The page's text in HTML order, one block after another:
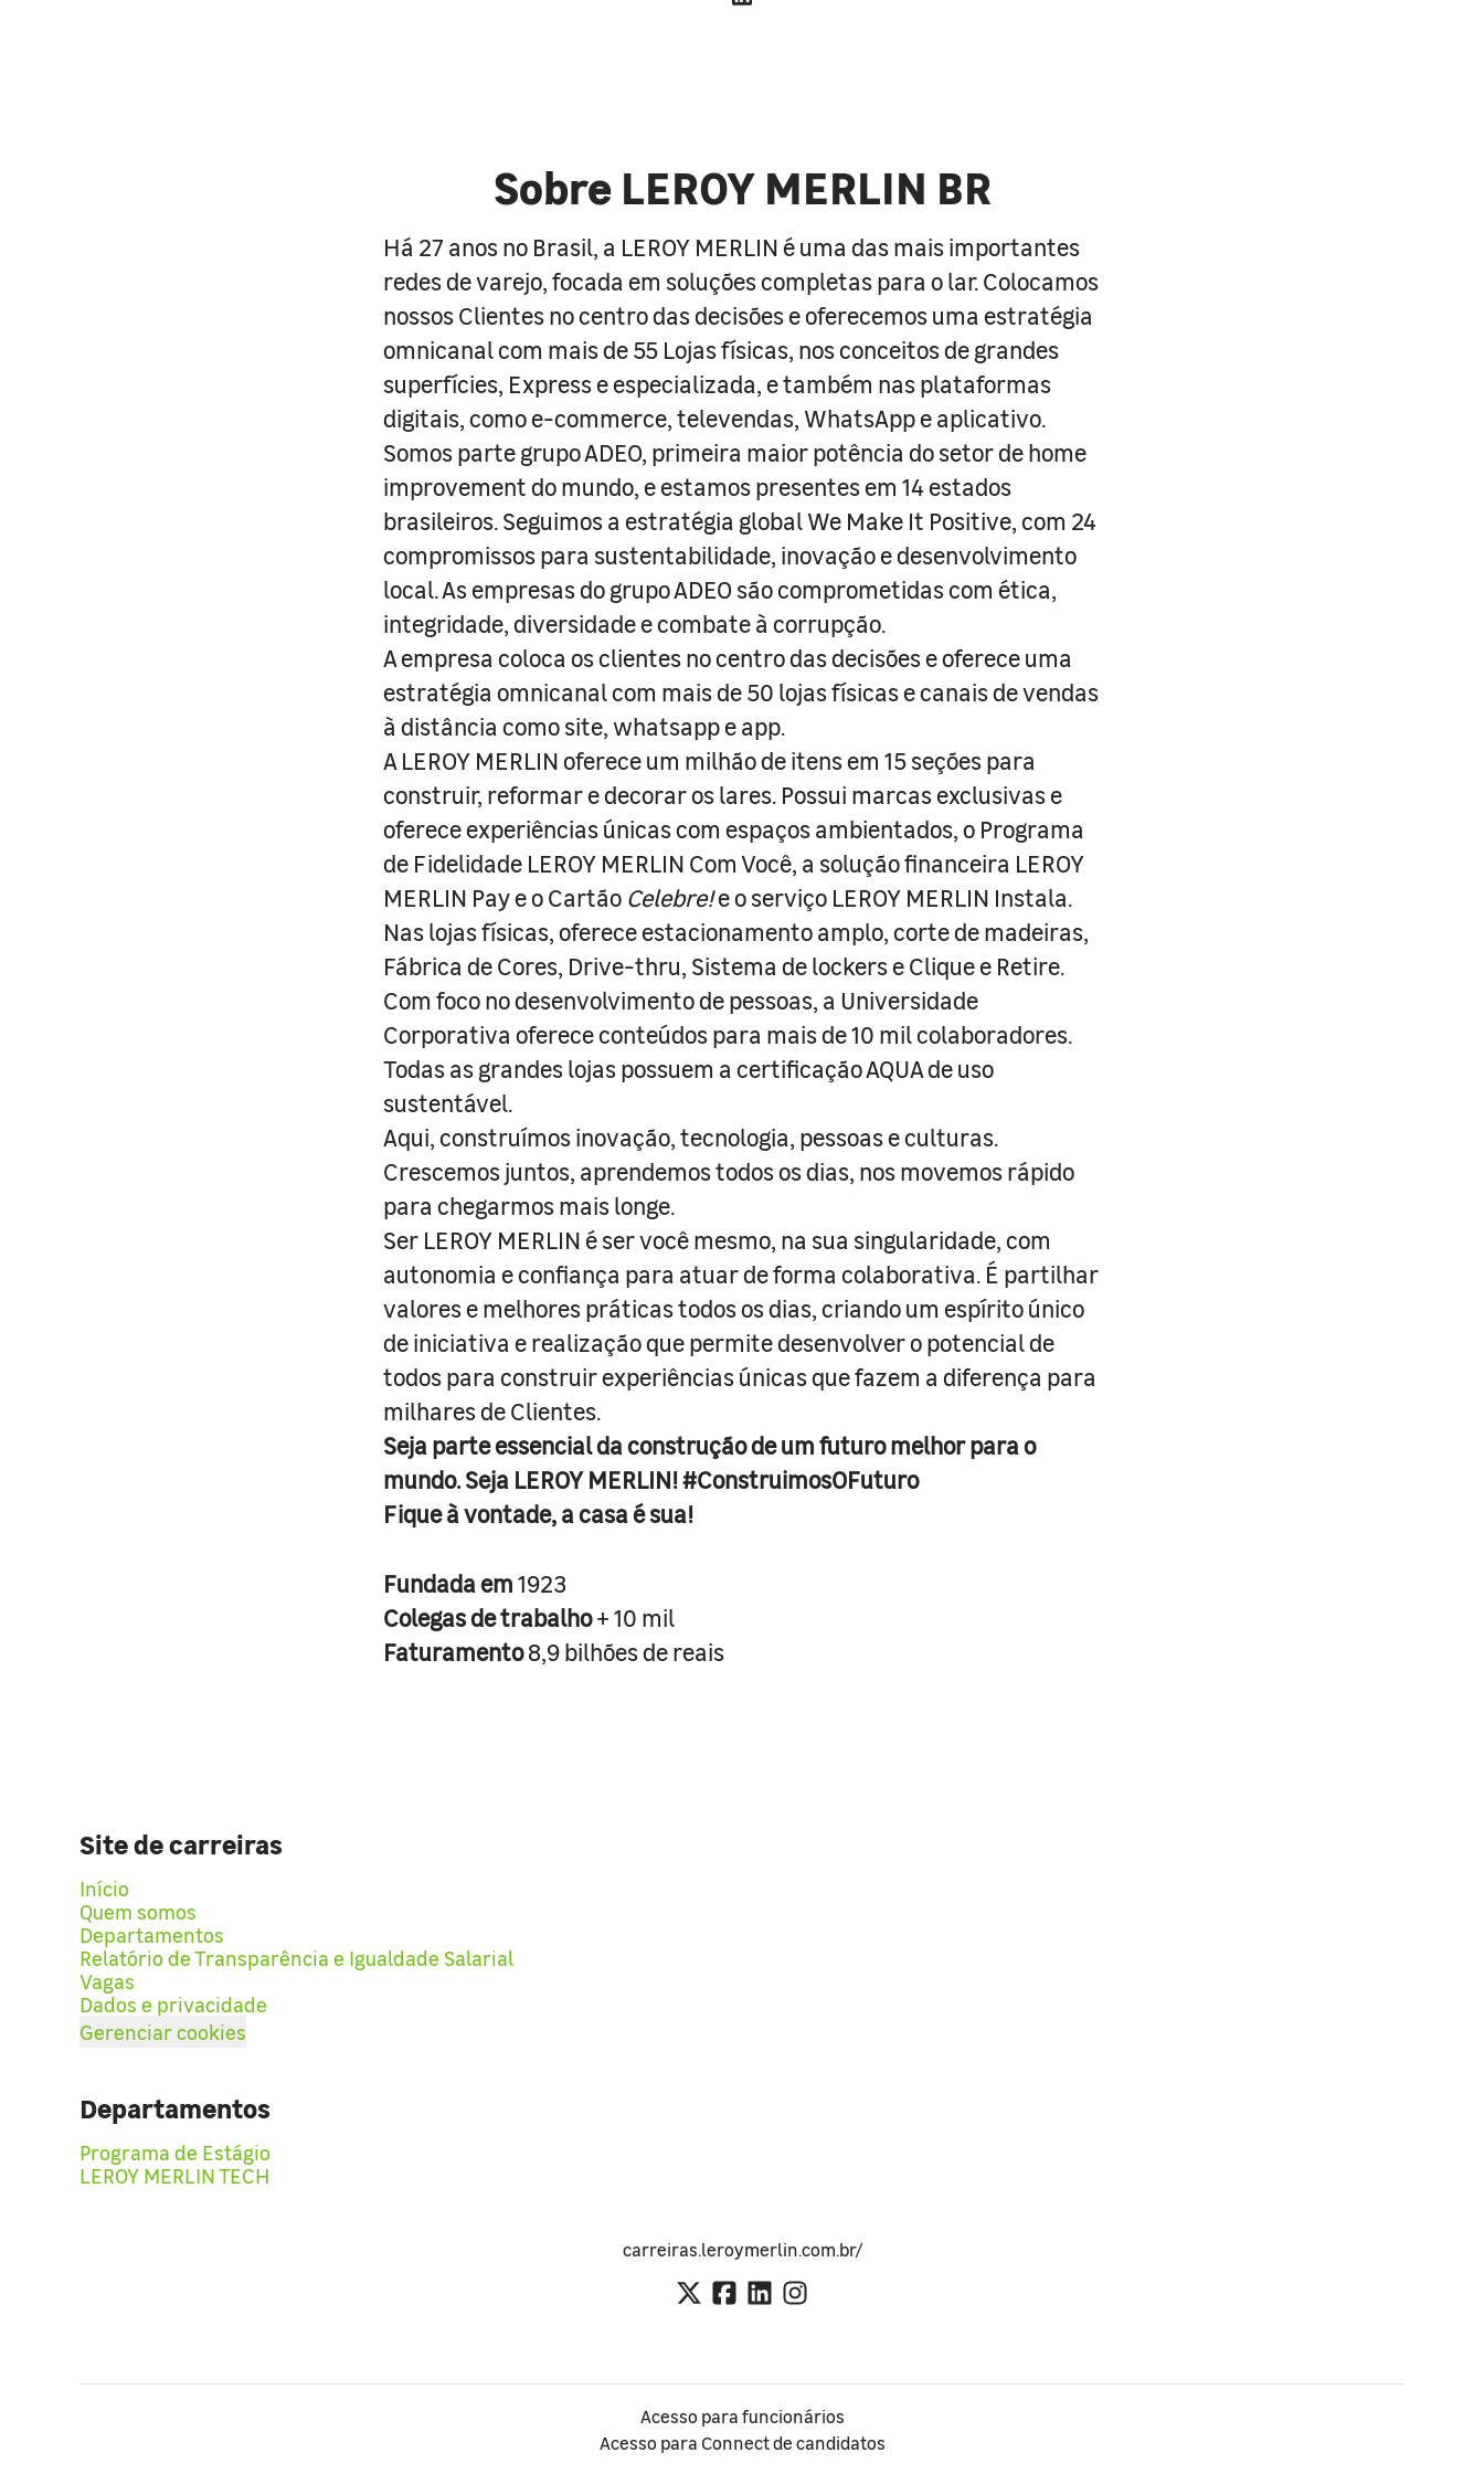
Sobre LEROY MERLIN BR
Há 27 anos no Brasil, a LEROY MERLIN é uma das mais importantes
redes de varejo, focada em soluções completas para o lar. Colocamos
nossos Clientes no centro das decisões e oferecemos uma estratégia
omnicanal com mais de 55 Lojas físicas, nos conceitos de grandes
superfícies, Express e especializada, e também nas plataformas
digitais, como e-commerce, televendas, WhatsApp e aplicativo.
Somos parte grupo ADEO, primeira maior potência do setor de home
improvement do mundo, e estamos presentes em 14 estados
brasileiros. Seguimos a estratégia global We Make It Positive, com 24
compromissos para sustentabilidade, inovação e desenvolvimento
local. As empresas do grupo ADEO são comprometidas com ética,
integridade, diversidade e combate à corrupção.
A empresa coloca os clientes no centro das decisões e oferece uma
estratégia omnicanal com mais de 50 lojas físicas e canais de vendas
à distância como site, whatsapp e app.
A LEROY MERLIN oferece um milhão de itens em 15 seções para
construir, reformar e decorar os lares. Possui marcas exclusivas e
oferece experiências únicas com espaços ambientados, o Programa
de Fidelidade LEROY MERLIN Com Você, a solução financeira LEROY
MERLIN Pay e o Cartão Celebre!e o serviço LEROY MERLIN Instala.
Nas lojas físicas, oferece estacionamento amplo, corte de madeiras,
Fábrica de Cores, Drive-thru, Sistema de lockers e Clique e Retire.
Com foco no desenvolvimento de pessoas, a Universidade
Corporativa oferece conteúdos para mais de 10 mil colaboradores.
Todas as grandes lojas possuem a certificação AQUA de uso
sustentável.
Aqui, construímos inovação, tecnologia, pessoas e culturas.
Crescemos juntos, aprendemos todos os dias, nos movemos rápido
para chegarmos mais longe.
Ser LEROY MERLIN é ser você mesmo, na sua singularidade, com
autonomia e confiança para atuar de forma colaborativa. É partilhar
valores e melhores práticas todos os dias, criando um espírito único
de iniciativa e realização que permite desenvolver o potencial de
todos para construir experiências únicas que fazem a diferença para
milhares de Clientes.
Seja parte essencial da construção de um futuro melhor para o
mundo. Seja LEROY MERLIN! #ConstruimosOFuturo
Fique à vontade, a casa é sua!
Fundada em1923
Colegas de trabalho+ 10 mil
Faturamento8,9 bilhões de reais
Site de carreiras
Início
Quem somos
Departamentos
Relatório de Transparência e Igualdade Salarial
Vagas
Dados e privacidade
Gerenciar cookies
Departamentos
Programa de Estágio
LEROY MERLIN TECH
carreiras.leroymerlin.com.br/
Acesso para funcionários
Acesso para Connect de candidatos